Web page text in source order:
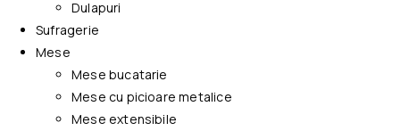
Dulapuri
Sufragerie
Mese
Mese bucatarie
Mese cu picioare metalice
Mese extensibile